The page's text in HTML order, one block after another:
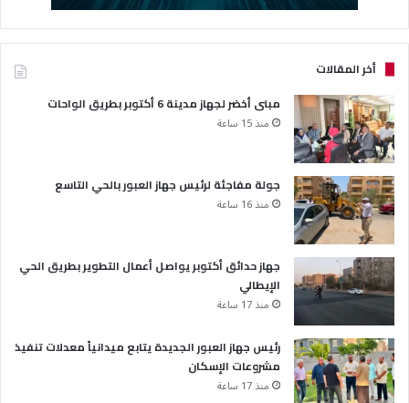
أخر المقالات
مبنى أخضر لجهاز مدينة 6 أكتوبر بطريق الواحات
منذ 15 ساعة
جولة مفاجئة لرئيس جهاز العبور بالحي التاسع
منذ 16 ساعة
جهاز حدائق أكتوبر يواصل أعمال التطوير بطريق الحي
الإيطالي
منذ 17 ساعة
رئيس جهاز العبور الجديدة يتابع ميدانياً معدلات تنفيذ
مشروعات الإسكان
منذ 17 ساعة